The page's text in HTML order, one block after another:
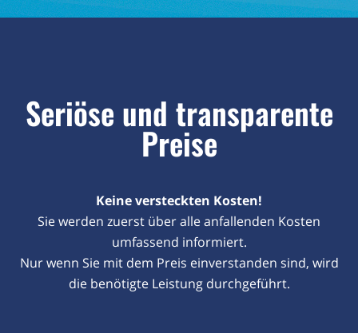
Seriöse und transparente
Preise
Keine versteckten Kosten!
Sie werden zuerst über alle anfallenden Kosten
umfassend informiert.
Nur wenn Sie mit dem Preis einverstanden sind, wird
die benötigte Leistung durchgeführt.